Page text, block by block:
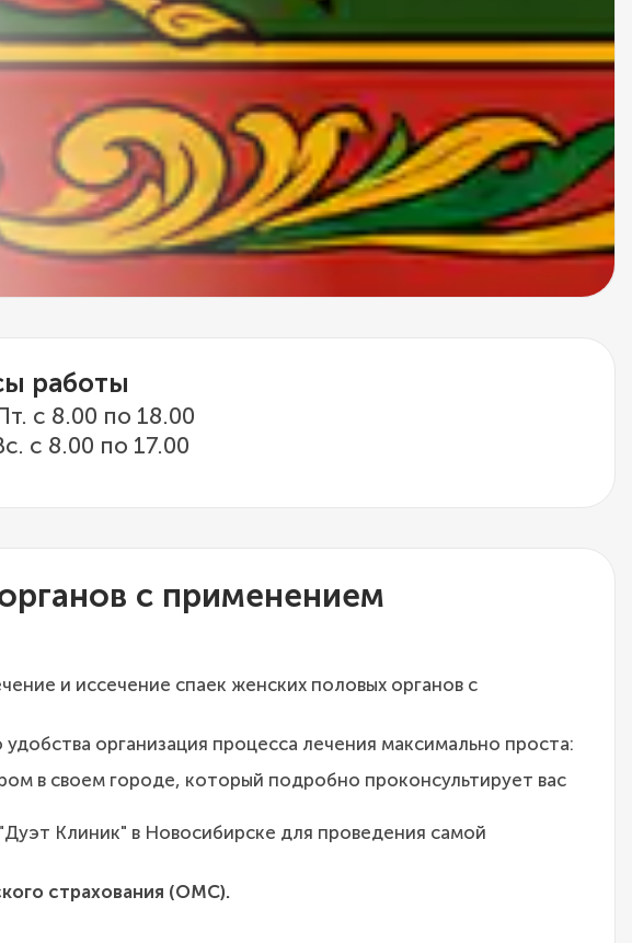
работы
с 8.00 по 18.00
с 8.00 по 17.00
с применением
и иссечение спаек женских половых органов с
организация процесса лечения максимально проста:
в своем городе, который подробно проконсультирует вас
Клиник" в Новосибирске для проведения самой
страхования (ОМС).